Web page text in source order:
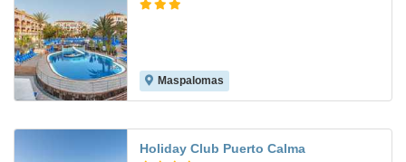
Maspalomas
Holiday Club Puerto Calma